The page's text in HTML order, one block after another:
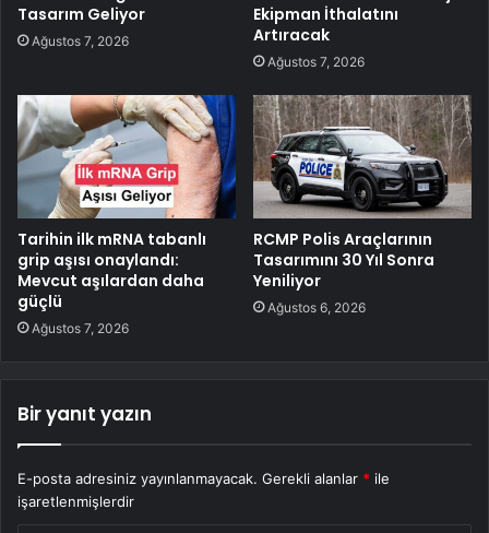
Tasarım Geliyor
Ağustos 7, 2026
Ekipman İthalatını
Artıracak
Ağustos 7, 2026
Tarihin ilk mRNA tabanlı
grip aşısı onaylandı:
Mevcut aşılardan daha
güçlü
Ağustos 7, 2026
RCMP Polis Araçlarının
Tasarımını 30 Yıl Sonra
Yeniliyor
Ağustos 6, 2026
Bir yanıt yazın
E-posta adresiniz yayınlanmayacak. Gerekli alanlar * ile
işaretlenmişlerdir